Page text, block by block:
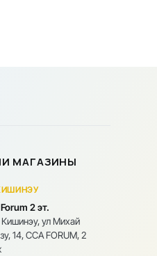
МАГАЗИНЫ
2 эт.
ул Михай
14, CCA FORUM, 2